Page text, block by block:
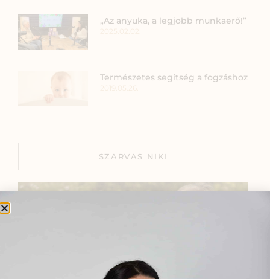
„Az anyuka, a legjobb munkaerő!”
Természetes segítség a fogzáshoz
SZARVAS NIKI